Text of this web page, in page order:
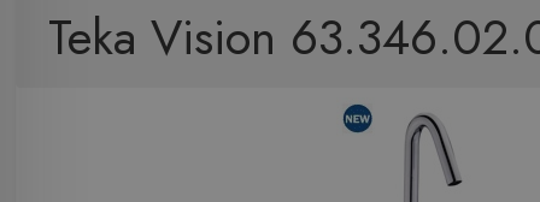
Teka Vision